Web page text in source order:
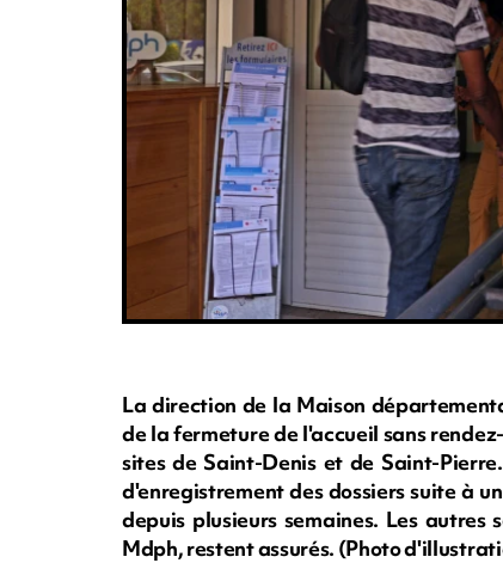
La direction de la Maison
de la fermeture de l'accueil sans
sites de Saint-Denis et de Saint-
d'enregistrement des dossiers suite à
depuis plusieurs semaines. Les autres
Mdph, restent assurés. (Photo